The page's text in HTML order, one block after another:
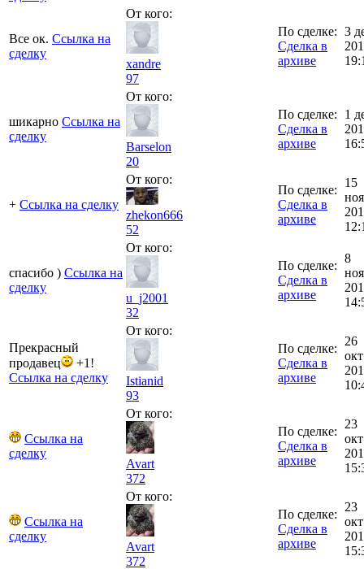
Все ок. Ссылка на
сделку
От кого:
xandre
97
По сделке:
Сделка в
архиве
3
шикарно Ссылка на
сделку
От кого:
Barselon
20
По сделке:
Сделка в
архиве
1
+ Ссылка на сделку
От кого:
zhekon666
52
По сделке:
Сделка в
архиве
15
спасибо ) Ссылка на
сделку
От кого:
u_j2001
32
По сделке:
Сделка в
архиве
8
Прекрасный
продавец
+1!
Ссылка на сделку
От кого:
Istianid
93
По сделке:
Сделка в
архиве
26
окт
Ссылка на
сделку
От кого:
Avart
372
По сделке:
Сделка в
архиве
23
окт
Ссылка на
сделку
От кого:
Avart
372
По сделке:
Сделка в
архиве
23
окт